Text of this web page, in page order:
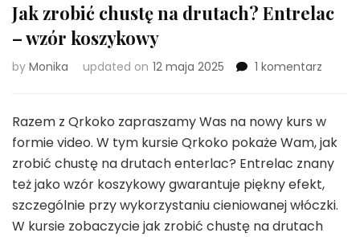
Jak zrobić chustę na drutach? Entrelac
– wzór koszykowy
by Monika updated on 12 maja 2025 1 komentarz
chustę
na
–
wzór
Razem z Qrkoko zapraszamy Was na nowy kurs w
formie video. W tym kursie Qrkoko pokaże Wam, jak
zrobić chustę na drutach enterlac? Entrelac znany
też jako wzór koszykowy gwarantuje piękny efekt,
szczególnie przy wykorzystaniu cieniowanej włóczki.
W kursie zobaczycie jak zrobić chustę na drutach